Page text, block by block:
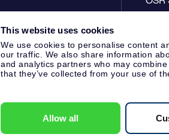
This website uses cookies
We use cookies to personalise content
our traffic. We also share information
and analytics partners who may
that they’ve collected from your use of
Allow all
KVK: 60333553, VAT: NL